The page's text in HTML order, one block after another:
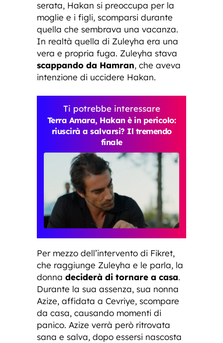
serata, Hakan si preoccupa per la
moglie e i figli, scomparsi durante
quella che sembrava una vacanza.
In realtà quella di Zuleyha era una
vera e propria fuga. Zuleyha stava
scappando da Hamran, che aveva
intenzione di uccidere Hakan.
Ti potrebbe interessare
Terra Amara, Hakan è in pericolo:
riuscirà a salvarsi? Il tremendo
finale
Per mezzo dell’intervento di Fikret,
che raggiunge Zuleyha e le parla, la
donna deciderà di tornare a casa.
Durante la sua assenza, sua nonna
Azize, affidata a Cevriye, scompare
da casa, causando momenti di
panico. Azize verrà però ritrovata
sana e salva, dopo essersi nascosta